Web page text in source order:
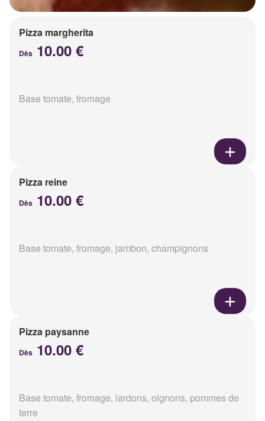
Pizza margherita
Dès 10.00 €
Base tomate, fromage
Pizza reine
Dès 10.00 €
Base tomate, fromage, jambon, champignons
Pizza paysanne
Dès 10.00 €
Base tomate, fromage, lardons, oignons, pommes de
terre